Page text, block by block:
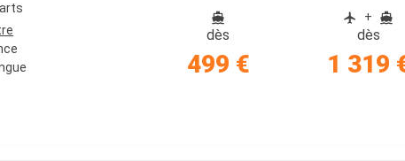
dès
499 €
+
dès
1 319